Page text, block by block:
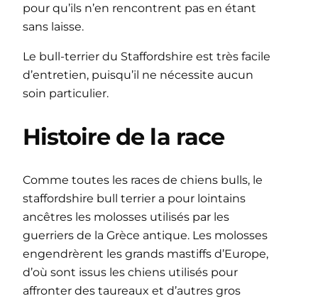
pour qu’ils n’en rencontrent pas en étant
sans laisse.
Le bull-terrier du Staffordshire est très facile
d’entretien, puisqu’il ne nécessite aucun
soin particulier.
Histoire de la race
Comme toutes les races de chiens bulls, le
staffordshire bull terrier a pour lointains
ancêtres les molosses utilisés par les
guerriers de la Grèce antique. Les molosses
engendrèrent les grands mastiffs d’Europe,
d’où sont issus les chiens utilisés pour
affronter des taureaux et d’autres gros